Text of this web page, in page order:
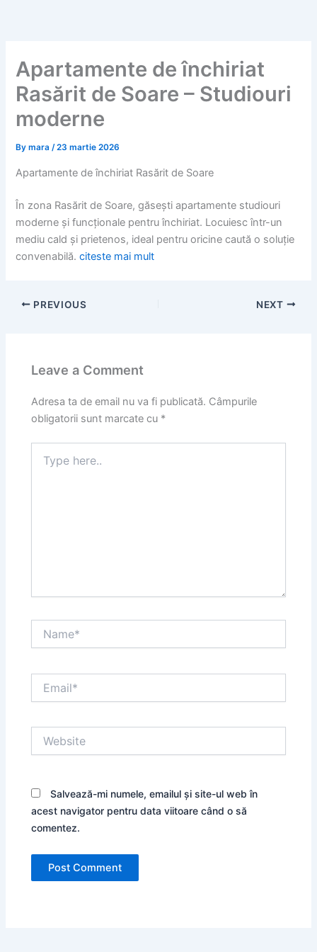
Apartamente de închiriat
Rasărit de Soare – Studiouri
moderne
Bymara/23 martie 2026
Apartamente de închiriat Rasărit de Soare
În zona Rasărit de Soare, găsești apartamente studiouri
moderne și funcționale pentru închiriat. Locuiesc într-un
mediu cald și prietenos, ideal pentru oricine caută o soluție
convenabilă.citeste mai mult
PREVIOUS NEXT
Leave a Comment
Adresa ta de email nu va fi publicată. Câmpurile
obligatorii sunt marcate cu *
here..
Salvează-mi numele, emailul și site-ul web în
acest navigator pentru data viitoare când o să
comentez.